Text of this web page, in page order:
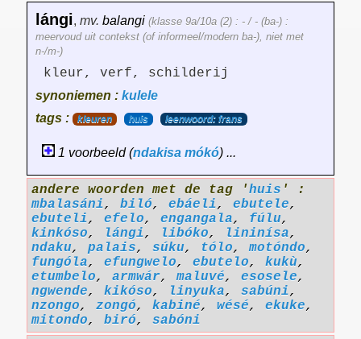
lángi, mv. balangi (klasse 9a/10a (2) : - / - (ba-) :
meervoud uit contekst (of informeel/modern ba-), niet met
n-/m-)
kleur, verf, schilderij
synoniemen : kulele
tags :
kleuren huis leenwoord: frans
1 voorbeeld (ndakisa mókó) ...
andere woorden met de tag 'huis ' :
mbalasáni, biló, ebáeli, ebutele,
ebuteli, efelo, engangala, fúlu,
kinkóso, lángi, libóko, lininísa,
ndaku, palais, súku, tólo,motóndo,
fungóla, efungwelo, ebutelo, kukù,
etumbelo, armwár,maluvé, esosele,
ngwende, kikóso, linyuka, sabúni,
nzongo, zongó, kabiné, wésé, ekuke,
mitondo, biró, sabóni